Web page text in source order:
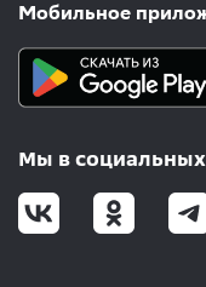
Мобильное
Мы в социальных